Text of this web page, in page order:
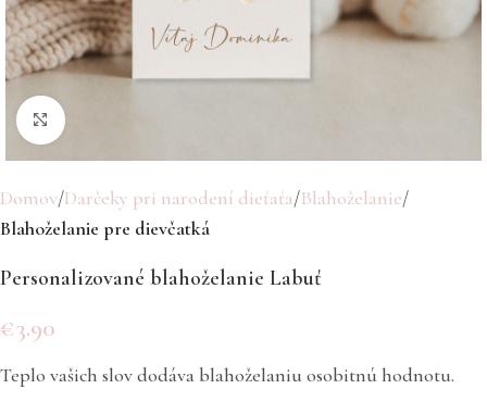
Click to enlarge
Domov Darčeky pri narodení dieťaťa Blahoželanie
Blahoželanie pre dievčatká
Personalizované blahoželanie Labuť
€3.90
Teplo vašich slov dodáva blahoželaniu osobitnú hodnotu.